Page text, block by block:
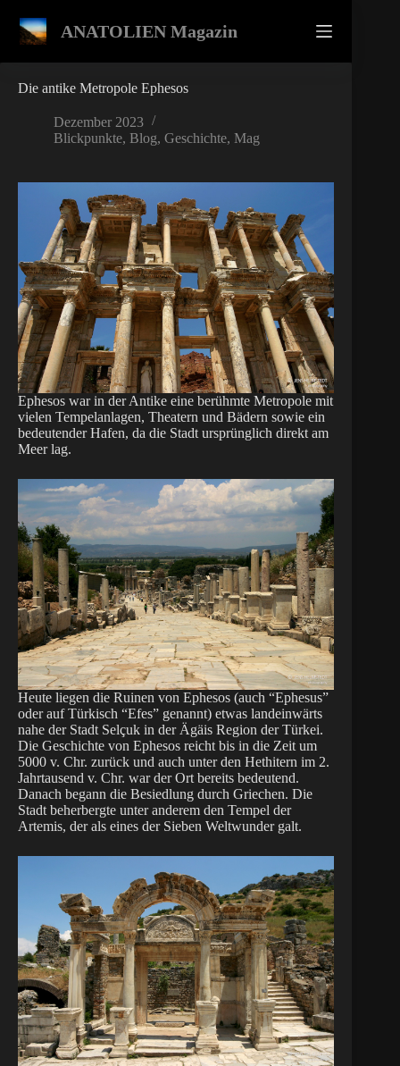
Inhalt
springen
ANATOLIEN Magazin
Die antike Metropole Ephesos
Dezember 2023
Blickpunkte, Blog, Geschichte, Mag
Ephesos war in der Antike eine berühmte Metropole mit
vielen Tempelanlagen, Theatern und Bädern sowie ein
bedeutender Hafen, da die Stadt ursprünglich direkt am
Meer lag.
Heute liegen die Ruinen von Ephesos (auch “Ephesus”
oder auf Türkisch “Efes” genannt) etwas landeinwärts
nahe der Stadt Selçuk in der Ägäis Region der Türkei.
Die Geschichte von Ephesos reicht bis in die Zeit um
5000 v. Chr. zurück und auch unter den Hethitern im 2.
Jahrtausend v. Chr. war der Ort bereits bedeutend.
Danach begann die Besiedlung durch Griechen. Die
Stadt beherbergte unter anderem den Tempel der
Artemis, der als eines der Sieben Weltwunder galt.